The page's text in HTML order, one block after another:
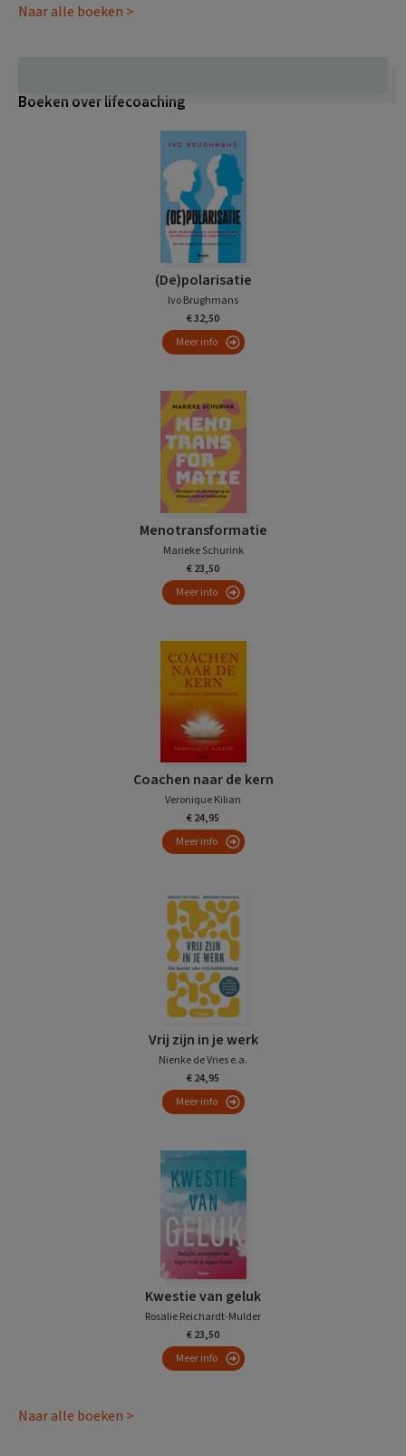
Naar alle boeken >
Boeken over lifecoaching
(De)polarisatie
Ivo Brughmans
€ 32,50
Meer info
Menotransformatie
Marieke Schurink
€ 23,50
Meer info
Coachen naar de kern
Veronique Kilian
€ 24,95
Meer info
Vrij zijn in je werk
Nienke de Vries e.a.
€ 24,95
Meer info
Kwestie van geluk
Rosalie Reichardt-Mulder
€ 23,50
Meer info
Naar alle boeken >